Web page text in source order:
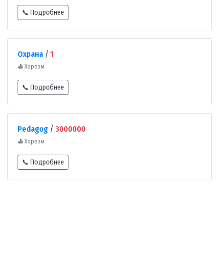
📞 Подробнее
Охрана / 1
⛳ Хорезм
📞 Подробнее
Pedagog / 3000000
⛳ Хорезм
📞 Подробнее